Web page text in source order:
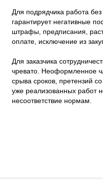
Для подрядчика работа
гарантирует негативные
штрафы, предписания,
оплате, исключение из
Для заказчика
чревато. Неоформленное
срыва сроков, претензий
уже реализованных работ
несоответствие нормам.